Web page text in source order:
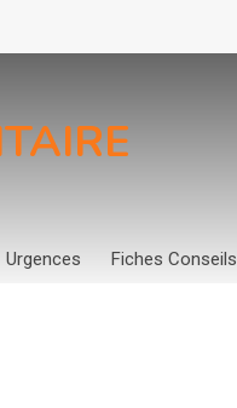
Urgences Fiches Conseils